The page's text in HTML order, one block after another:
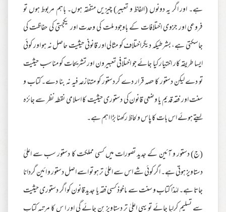
ہے۔ اور اگر یہ دونوں (الفاظ و تعبیر) چیزیں متفقہ ہوں۔ باہم مربوط ہوں تو
فروعی اور جزوی اختلافات کے باوجود ملت کی وحدت اور یکجہتی کی حفاظت کی
جاسکتی ہے، بشرطیکہ دیگراختلاف کو مثالی اور قانونی حیثیت حاصل نہ ہو اور کوئی
ایسا طریقہ کار اختیار کیا جائے جو اختلافی تعبیرون اور تشریحات کو مناسب حیثیت
تو دے لیکن دستور کا حصہ قرار دے کر دستور کو متنازعہ فیہ نہ بنا دے۔ کتاب و
سنت اور فقہ قدیم یا وضعی قانون کی دستوری حیثیت کا اسلامی نقطہ نظر سے جائزہ
لیتے ہوئے اس بات کا پاس ولحاظ رکھنا بڑا اہم ہے۔
(ج) دستور و آئین کے جدید تصورات میں کسی مملکت کا دستور سب سے اعلیٰ
دستاویز ہوتی ہے۔ اگر کوئی شے اس سے اعلیٰ تر ہو تو اسے اصل دستور و ائین گردانا
جاتا ہے۔ لہٰذا کتاب و سنت سے ماخوذ کسی فقہ یا جدید قانون کو اگر دستوری حیثیت
سے تسلیم کرلیا جائے تو یہی اعلیٰ تر دستاویز بن جائے گی اور ا س کا مرتبہ کتاب